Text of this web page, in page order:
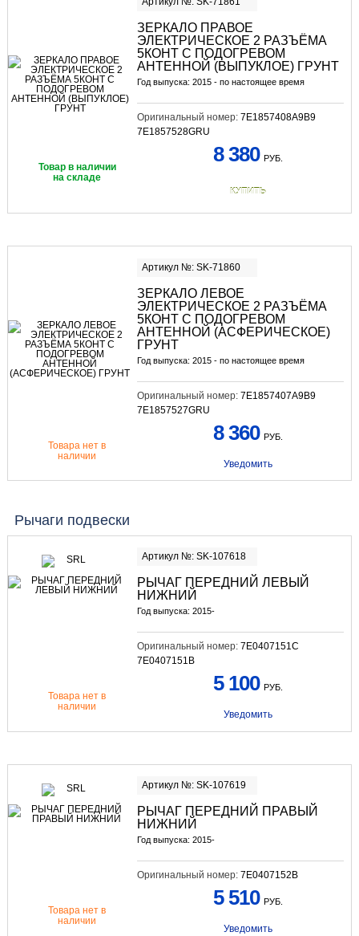
ЗЕРКАЛО ПРАВОЕ
ЭЛЕКТРИЧЕСКОЕ 2 РАЗЪЁМА
5КОНТ С ПОДОГРЕВОМ
АНТЕННОЙ (ВЫПУКЛОЕ) ГРУНТ
Год выпуска: 2015 - по настоящее время
Оригинальный номер: 7E1857408A9B9
7E1857528GRU
Товар в наличии
на складе
8 380 РУБ.
КУПИТЬ
Артикул №: SK-71860
ЗЕРКАЛО ЛЕВОЕ
ЭЛЕКТРИЧЕСКОЕ 2 РАЗЪЁМА
5КОНТ С ПОДОГРЕВОМ
АНТЕННОЙ (АСФЕРИЧЕСКОЕ)
ГРУНТ
Год выпуска: 2015 - по настоящее время
Оригинальный номер: 7E1857407A9B9
7E1857527GRU
Товара нет в
наличии
8 360 РУБ.
Уведомить
Рычаги подвески
Артикул №: SK-107618
РЫЧАГ ПЕРЕДНИЙ ЛЕВЫЙ
НИЖНИЙ
Год выпуска: 2015-
Оригинальный номер: 7E0407151C
7E0407151B
Товара нет в
наличии
5 100 РУБ.
Уведомить
Артикул №: SK-107619
РЫЧАГ ПЕРЕДНИЙ ПРАВЫЙ
НИЖНИЙ
Год выпуска: 2015-
Оригинальный номер: 7E0407152B
Товара нет в
наличии
5 510 РУБ.
Уведомить